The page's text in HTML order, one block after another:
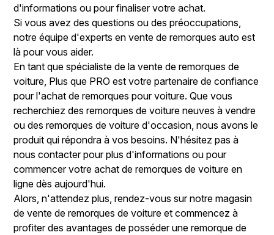
d'informations ou pour finaliser votre achat.
Si vous avez des questions ou des préoccupations,
notre équipe d'experts en vente de remorques auto est
là pour vous aider.
En tant que spécialiste de la vente de remorques de
voiture, Plus que PRO est votre partenaire de confiance
pour l'achat de remorques pour voiture. Que vous
recherchiez des remorques de voiture neuves à vendre
ou des remorques de voiture d'occasion, nous avons le
produit qui répondra à vos besoins. N'hésitez pas à
nous contacter pour plus d'informations ou pour
commencer votre achat de remorques de voiture en
ligne dès aujourd'hui.
Alors, n'attendez plus, rendez-vous sur notre magasin
de vente de remorques de voiture et commencez à
profiter des avantages de posséder une remorque de